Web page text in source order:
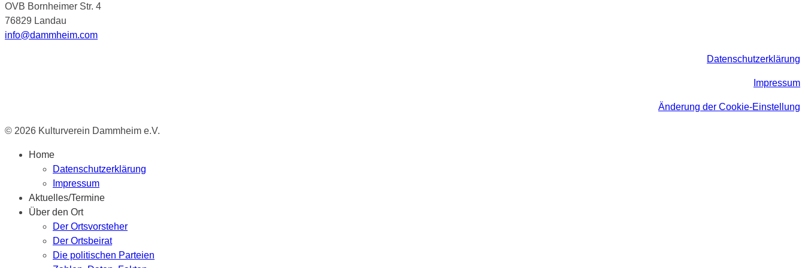
OVB Bornheimer Str. 4
76829 Landau
info@dammheim.com
Datenschutzerklärung
Impressum
Änderung der Cookie-Einstellung
© 2026 Kulturverein Dammheim e.V.
Home
Datenschutzerklärung
Impressum
Aktuelles/Termine
Über den Ort
Der Ortsvorsteher
Der Ortsbeirat
Die politischen Parteien